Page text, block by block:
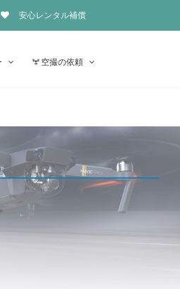
安心レンタル補償
空撮の依頼